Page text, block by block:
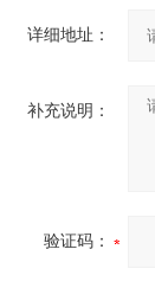
详细地址：
补充说明：
验证码：